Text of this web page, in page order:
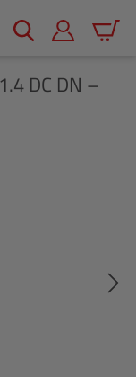
DC DN –